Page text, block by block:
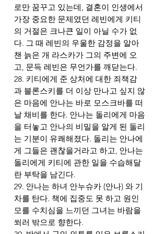
로만 꿈꾸고 있는데, 결혼이 인생에서
가장 중요한 문제였던 레빈에게 키티
의 거절은 크나큰 일이 아닐 수가 없
다. 그 때 레빈의 우울한 감정을 알아
챈 늙은 개 라스카가 그의 주변에 오
고, 문득 레빈은 무언가를 깨닫는다.
28. 키티에게 준 상처에 대한 죄책감
과 블론스키를 더 이상 만나고 싶지 않
은 마음에 안나는 바로 모스크바를 떠
날 채비를 한다. 안나는 돌리에게 마음
을 터놓고 안나의 비밀을 알게 된 돌리
는 기분이 유쾌해졌다. 돌리는 안나에
게 그들은 괜찮을거라고 하고, 안나는
돌리에게 키티에 관한 일을 수습해달
란 부탁을 남긴다.
29. 안나는 하녀 안누슈카 (안나) 와 기
차를 탄다. 책에 집중도 못 하고 원인
모를 수치심을 느끼던 그녀는 바람을
쐬러 밖으로 향한다.